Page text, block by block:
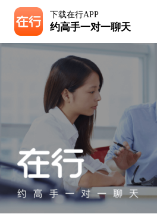
下载在行APP
约高手一对一聊天